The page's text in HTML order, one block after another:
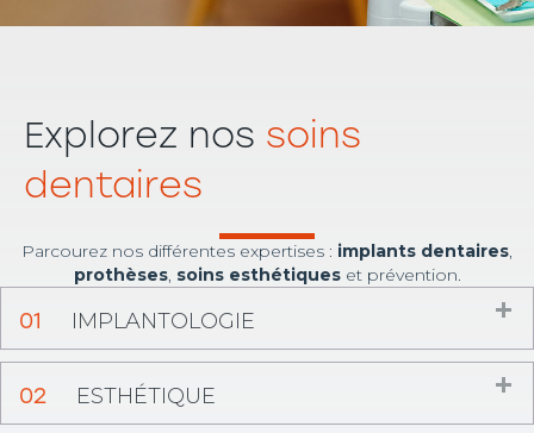
Explorez nos soins
dentaires
Parcourez nos différentes expertises : implants dentaires,
prothèses, soins esthétiqueset prévention.
01 IMPLANTOLOGIE
02 ESTHÉTIQUE